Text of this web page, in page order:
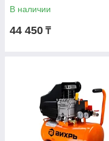
В наличии
44 450 ₸